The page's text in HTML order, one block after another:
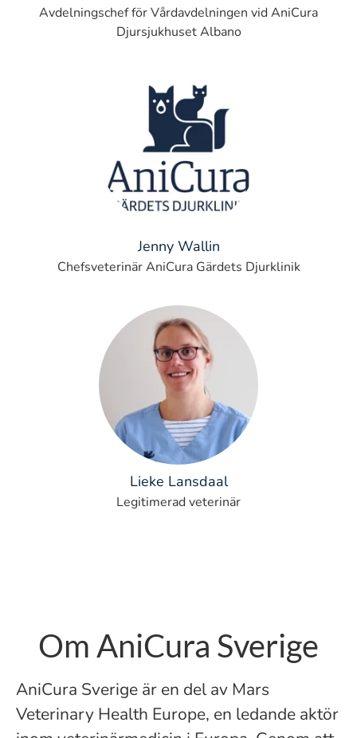
Avdelningschef för Vårdavdelningen vid AniCura
Djursjukhuset Albano
Jenny Wallin
Chefsveterinär AniCura Gärdets Djurklinik
Lieke Lansdaal
Legitimerad veterinär
Om AniCura Sverige
AniCura Sverige är en del av Mars
Veterinary Health Europe, en ledande aktör